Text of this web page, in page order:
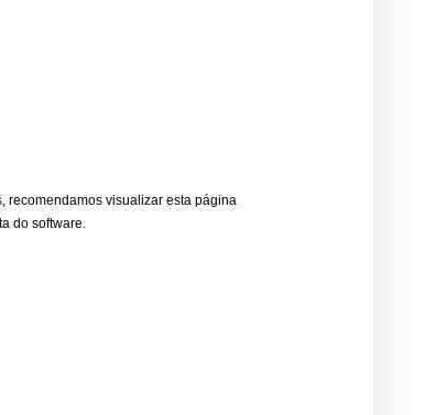
recomendamos visualizar esta página
do software.